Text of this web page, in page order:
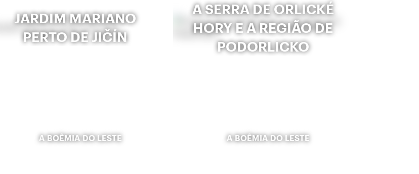
JARDIM MARIANO
PERTO DE JIČÍN
A SERRA DE ORLICKÉ
HORY E A REGIÃO DE
PODORLICKO
A BOÊMIA DO LESTE A BOÊMIA DO LESTE